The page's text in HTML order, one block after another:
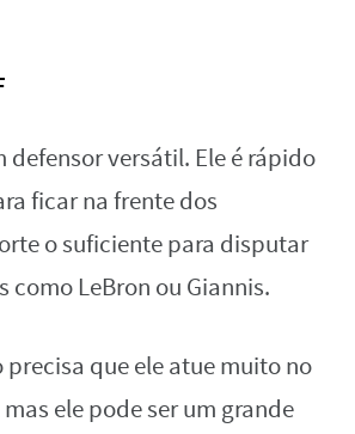
defensor versátil. Ele é rápido
ficar na frente dos
o suficiente para disputar
como LeBron ou Giannis.
precisa que ele atue muito no
ele pode ser um grande